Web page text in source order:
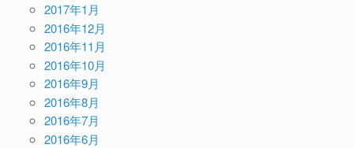
2017年1月
2016年12月
2016年11月
2016年10月
2016年9月
2016年8月
2016年7月
2016年6月